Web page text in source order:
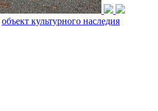
объект культурного наследия